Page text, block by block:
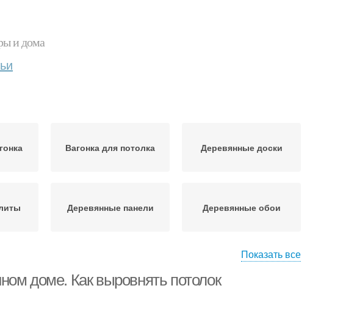
и дома
Вагонка для потолка Деревянные доски
Деревянные панели Деревянные обои
Показать все
доме. Как выровнять потолок